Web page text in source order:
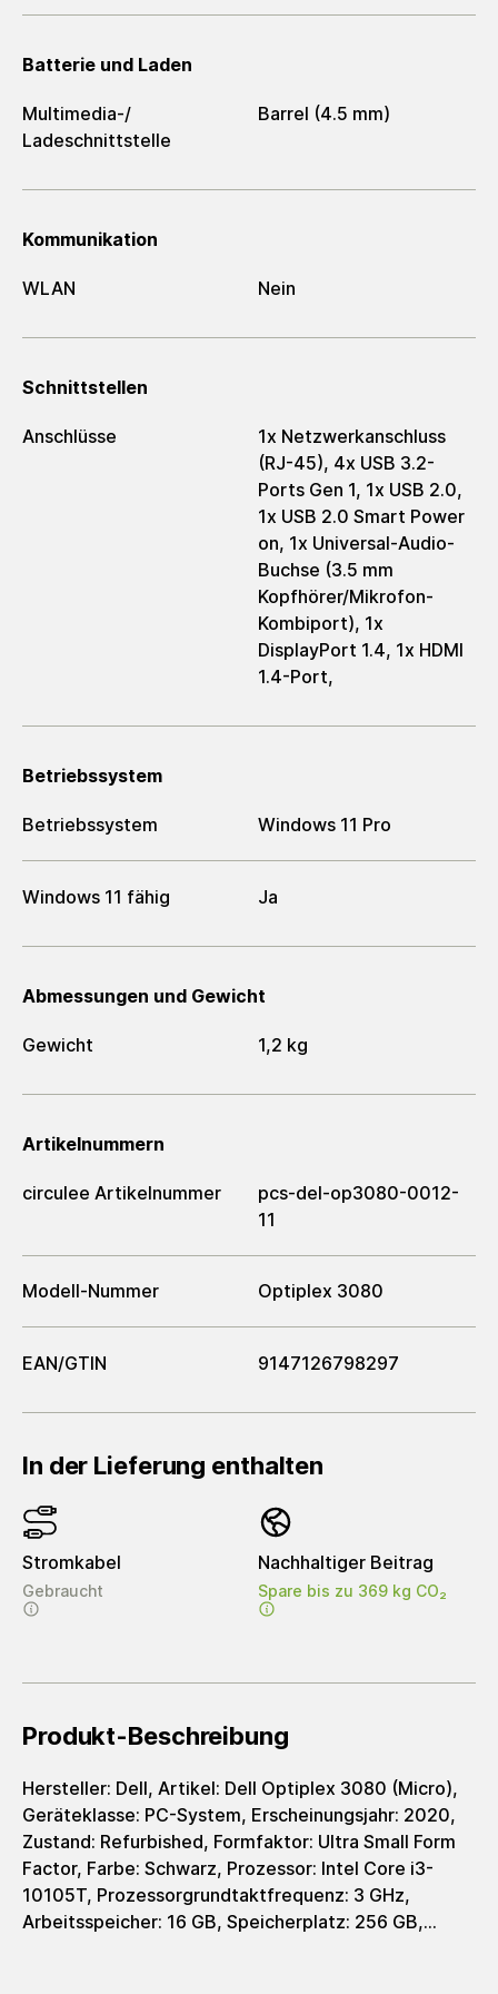
Batterie und Laden
Multimedia-/​
Ladeschnittstelle
Barrel (4.5 mm)
Kommunikation
WLAN Nein
Schnittstellen
Anschlüsse
1x Netzwerkanschluss
(RJ-45), 4x USB 3.2-
Ports Gen 1, 1x USB 2.0,
1x USB 2.0 Smart Power
on, 1x Universal-Audio-
Buchse (3.5 mm
Kopfhörer/Mikrofon-
Kombiport), 1x
DisplayPort 1.4, 1x HDMI
1.4-Port,
Betriebssystem
Betriebssystem Windows 11 Pro
Windows 11 fähig Ja
Abmessungen und Gewicht
Gewicht 1,2 kg
Artikelnummern
circulee Artikelnummer
pcs-del-op3080-0012-
11
Modell-Nummer Optiplex 3080
EAN/GTIN 9147126798297
In der Lieferung enthalten
Stromkabel
Gebraucht
Nachhaltiger Beitrag
Spare bis zu 369 kg CO₂
Produkt-Beschreibung
Hersteller: Dell, Artikel: Dell Optiplex 3080 (Micro),
Geräteklasse: PC-System, Erscheinungsjahr: 2020,
Zustand: Refurbished, Formfaktor: Ultra Small Form
Factor, Farbe: Schwarz, Prozessor: Intel Core i3-
10105T, Prozessorgrundtaktfrequenz: 3 GHz,
Arbeitsspeicher: 16 GB, Speicherplatz: 256 GB,